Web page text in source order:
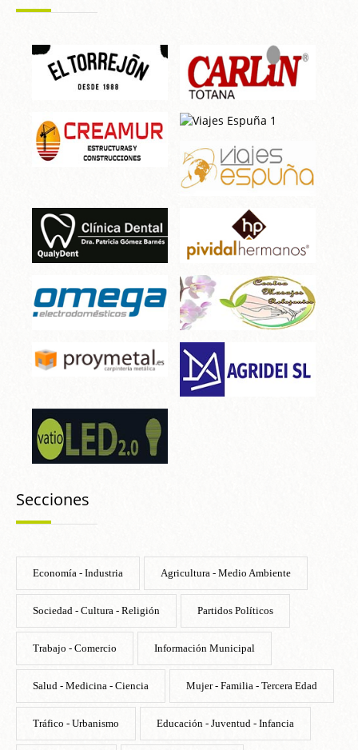
Secciones
Economía - Industria Agricultura - Medio Ambiente
Sociedad - Cultura - Religión Partidos Políticos
Trabajo - Comercio Información Municipal
Salud - Medicina - Ciencia Mujer - Familia - Tercera Edad
Tráfico - Urbanismo Educación - Juventud - Infancia